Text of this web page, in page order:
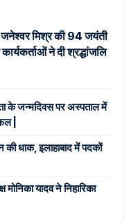
मिश्र की 94 जयंती
ने दी श्रद्धांजलि
के जन्मदिवस पर अस्पताल में
|
की धाक, इलाहाबाद में पदकों
यादव ने निहारिका